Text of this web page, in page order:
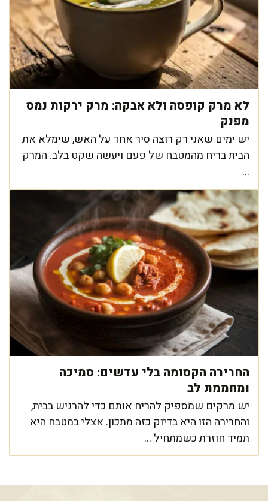
לא מרק קופסה ולא אבקה: מרק ירקות נמס
מפנק
יש ימים שאני רק רוצה סיר אחד על האש, שימלא את
הבית בריח מהמטבח של פעם ויעשה שקט בלב. המרק
...
החרירה הקסומה בלי עדשים: סמיכה
ומחממת לב
יש מרקים שמספיק להריח אותם כדי להרגיש בבית,
והחרירה הזו היא בדיוק כזה מתכון. אצלי במטבח היא
תמיד חוזרת כשמתחיל ...